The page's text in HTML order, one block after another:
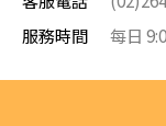
服務時間
每日